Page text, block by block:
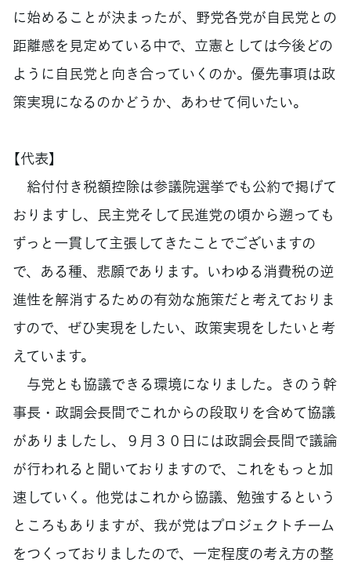
に始めることが決まったが、野党各党が自民党との
距離感を見定めている中で、立憲としては今後どの
ように自民党と向き合っていくのか。優先事項は政
策実現になるのかどうか、あわせて伺いたい。
【代表】
給付付き税額控除は参議院選挙でも公約で掲げて
おりますし、民主党そして民進党の頃から遡っても
ずっと一貫して主張してきたことでございますの
で、ある種、悲願であります。いわゆる消費税の逆
進性を解消するための有効な施策だと考えておりま
すので、ぜひ実現をしたい、政策実現をしたいと考
えています。
与党とも協議できる環境になりました。きのう幹
事長・政調会長間でこれからの段取りを含めて協議
がありましたし、９月３０日には政調会長間で議論
が行われると聞いておりますので、これをもっと加
速していく。他党はこれから協議、勉強するという
ところもありますが、我が党はプロジェクトチーム
をつくっておりましたので、一定程度の考え方の整